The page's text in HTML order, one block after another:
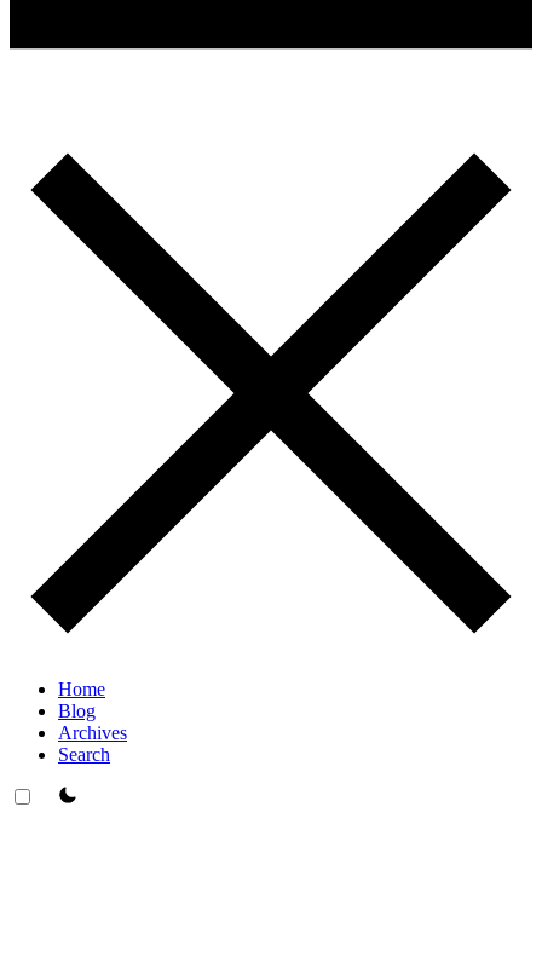
Home
Blog
Archives
Search
theme switcher